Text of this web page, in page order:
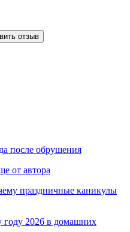
отзыв
после обрушения
от автора
праздничные каникулы
2026 в домашних